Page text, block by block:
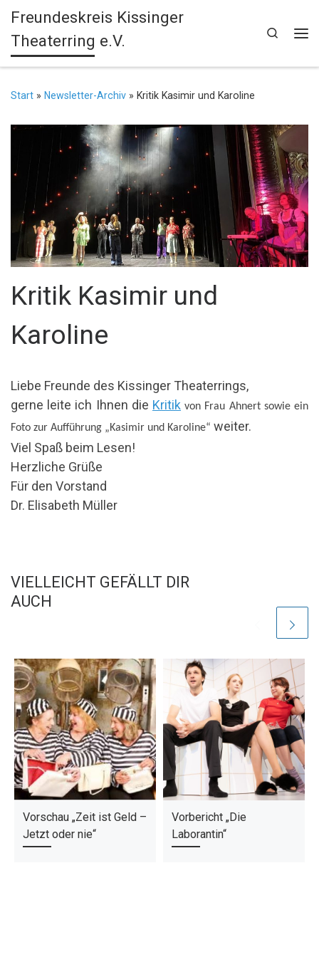
Zum Inhalt springen
Freundeskreis Kissinger
Theaterring e.V.
Search
Start » Newsletter-Archiv » Kritik Kasimir und Karoline
Kritik Kasimir und
Karoline
Liebe Freunde des Kissinger Theaterrings,
gerne leite ich Ihnen die Kritik von Frau Ahnert sowie ein
Foto zur Aufführung „Kasimir und Karoline“ weiter.
Viel Spaß beim Lesen!
Herzliche Grüße
Für den Vorstand
Dr. Elisabeth Müller
VIELLEICHT GEFÄLLT DIR
AUCH
Vorschau „Zeit ist Geld –
Jetzt oder nie“
Vorbericht „Die
Laborantin“